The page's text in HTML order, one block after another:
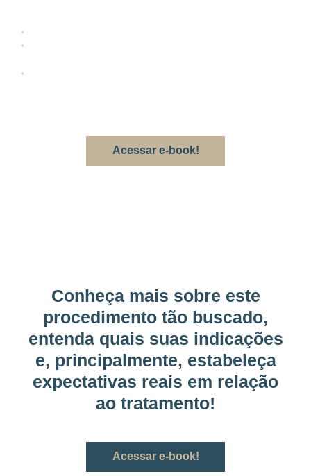
•
•
•
Acessar e-book!
Conheça mais sobre este
procedimento tão buscado,
entenda quais suas indicações
e, principalmente, estabeleça
expectativas reais em relação
ao tratamento!
Acessar e-book!